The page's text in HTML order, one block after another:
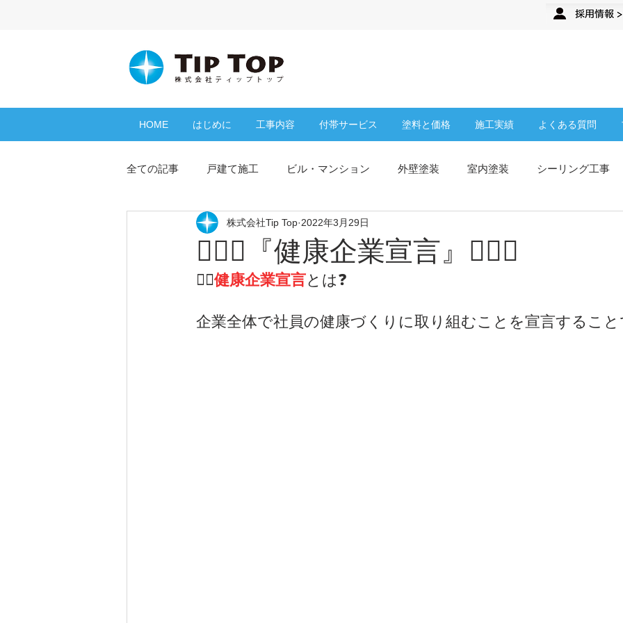
HOME はじめに 工事内容 付帯サービス 塗料と価格 施工実績 よくある質問
全ての記事 戸建て施工 ビル・マンション 外壁塗装 室内塗装 シーリング工事
よくある質問 コラム 従業員募集
防水工事 お知らせ
👩🏻‍⚕️『健康企業宣言』👨🏻‍⚕️
株式会社Tip Top 2022年3月29日
🏳‍🌈健康企業宣言とは❓
企業全体で社員の健康づくりに取り組むことを宣言するこ